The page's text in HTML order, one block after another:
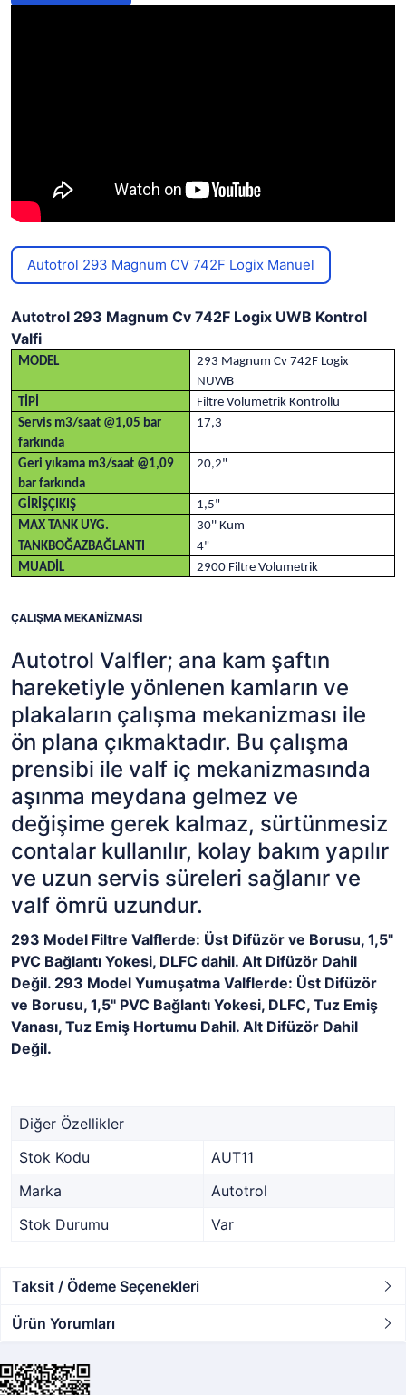
Autotrol 293 Magnum CV 742F Logix Manuel
Autotrol 293 Magnum Cv 742F Logix UWB Kontrol
Valfi
MODEL
293 Magnum Cv 742F Logix
NUWB
TİPİ
Filtre Volümetrik Kontrollü
Servis m3/saat @1,05 bar
farkında
17,3
Geri yıkama m3/saat @1,09
bar farkında
20,2"
GİRİŞÇIKIŞ
1,5"
MAX TANK UYG.
30'' Kum
TANKBOĞAZBAĞLANTI
4"
MUADİL
2900 Filtre Volumetrik
ÇALIŞMA MEKANİZMASI
Autotrol Valfler; ana kam şaftın
hareketiyle yönlenen kamların ve
plakaların çalışma mekanizması ile
ön plana çıkmaktadır. Bu çalışma
prensibi ile valf iç mekanizmasında
aşınma meydana gelmez ve
değişime gerek kalmaz, sürtünmesiz
contalar kullanılır, kolay bakım yapılır
ve uzun servis süreleri sağlanır ve
valf ömrü uzundur.
293 Model Filtre Valflerde: Üst Difüzör ve Borusu, 1,5"
PVC Bağlantı Yokesi, DLFC dahil. Alt Difüzör Dahil
Değil. 293 Model Yumuşatma Valflerde: Üst Difüzör
ve Borusu, 1,5" PVC Bağlantı Yokesi, DLFC, Tuz Emiş
Vanası, Tuz Emiş Hortumu Dahil. Alt Difüzör Dahil
Değil.
Diğer Özellikler
Stok Kodu
AUT11
Marka
Autotrol
Stok Durumu
Var
Taksit / Ödeme Seçenekleri
Ürün Yorumları